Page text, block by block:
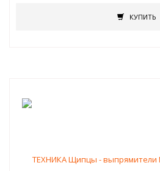
КУПИТЬ